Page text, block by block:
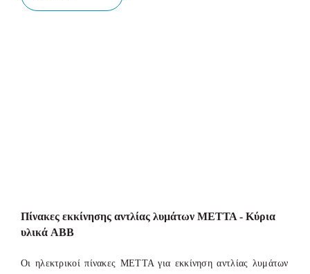
Πίνακες εκκίνησης αντλίας λυμάτων ΜΕΤΤΑ - Κύρια
υλικά ABB
Οι ηλεκτρικοί πίνακες ΜΕΤΤΑ για εκκίνηση αντλίας λυμάτων